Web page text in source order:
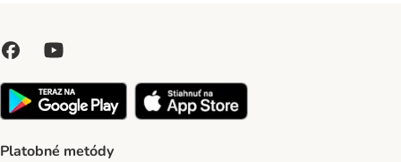
Platobné metódy